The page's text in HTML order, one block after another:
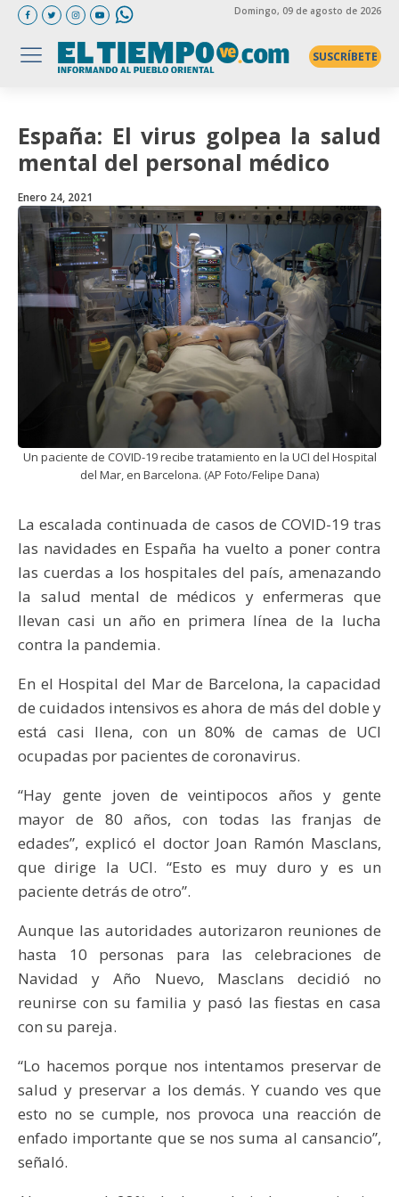
Domingo, 09 de agosto de 2026
SUSCRÍBETE
España: El virus golpea la salud
mental del personal médico
Enero 24, 2021
Un paciente de COVID-19 recibe tratamiento en la UCI del Hospital
del Mar, en Barcelona. (AP Foto/Felipe Dana)
La escalada continuada de casos de COVID-19 tras
las navidades en España ha vuelto a poner contra
las cuerdas a los hospitales del país, amenazando
la salud mental de médicos y enfermeras que
llevan casi un año en primera línea de la lucha
contra la pandemia.
En el Hospital del Mar de Barcelona, la capacidad
de cuidados intensivos es ahora de más del doble y
está casi llena, con un 80% de camas de UCI
ocupadas por pacientes de coronavirus.
“Hay gente joven de veintipocos años y gente
mayor de 80 años, con todas las franjas de
edades”, explicó el doctor Joan Ramón Masclans,
que dirige la UCI. “Esto es muy duro y es un
paciente detrás de otro”.
Aunque las autoridades autorizaron reuniones de
hasta 10 personas para las celebraciones de
Navidad y Año Nuevo, Masclans decidió no
reunirse con su familia y pasó las fiestas en casa
con su pareja.
“Lo hacemos porque nos intentamos preservar de
salud y preservar a los demás. Y cuando ves que
esto no se cumple, nos provoca una reacción de
enfado importante que se nos suma al cansancio”,
señaló.